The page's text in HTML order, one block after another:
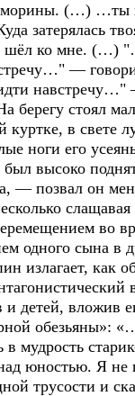
(…) …ты
затерялась
шёл ко мне. (…)
—
берегу стоял
куртке, в свете
ноги его
был высоко
— позвал он
во
одного сына в
излагает, как
детей, вложив
обезьяны»:
в мудрость
юностью. Я не
трусости и